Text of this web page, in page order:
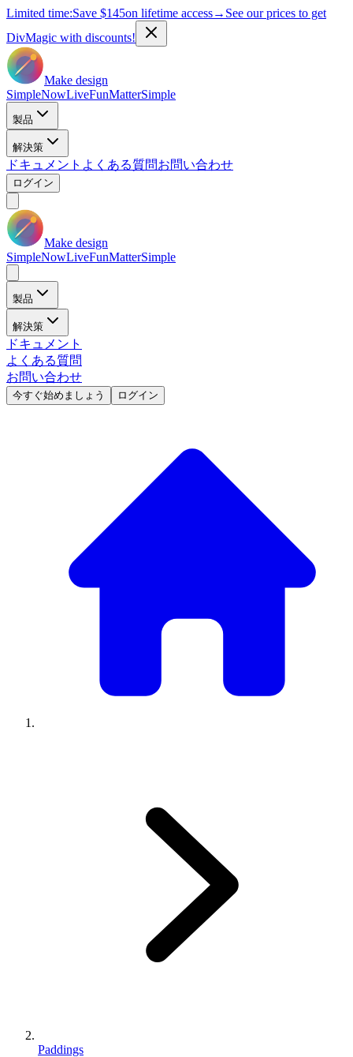
Limited time:Save $145on lifetime access→ See our prices to get
DivMagic with discounts!
Make design
SimpleNowLiveFunMatterSimple
製品
解決策
ドキュメント よくある質問お問い合わせ
ログイン
Make design
SimpleNowLiveFunMatterSimple
製品
解決策
ドキュメント
よくある質問
お問い合わせ
今すぐ始めましょう ログイン
Paddings